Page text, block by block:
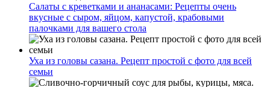
Салаты с креветками и ананасами: Рецепты очень
вкусные с сыром, яйцом, капустой, крабовыми
палочками для вашего стола
Уха из головы сазана. Рецепт простой с фото для всей
семьи